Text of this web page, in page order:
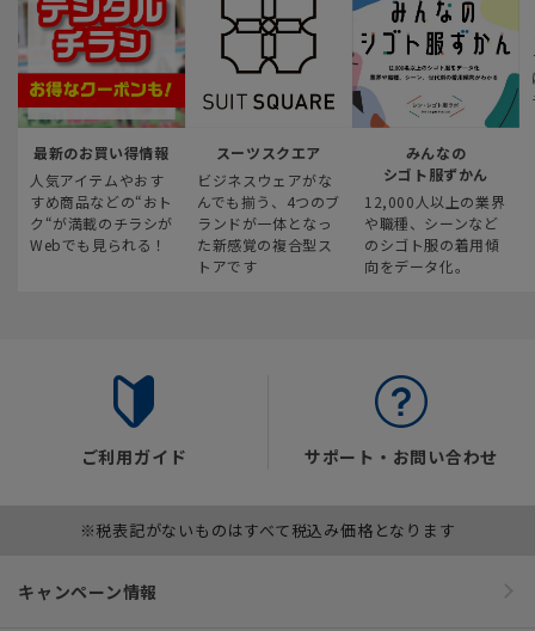
最新のお買い得情報
人気アイテムやおす
すめ商品などの“おト
ク“が満載のチラシが
Webでも見られる！
スーツスクエア
ビジネスウェアがな
んでも揃う、4つのブ
ランドが一体となっ
た新感覚の複合型ス
トアです
みんなの
シゴト服ずかん
12,000人以上の業界
や職種、シーンなど
のシゴト服の着用傾
向をデータ化。
ご利用ガイド サポート・お問い合わせ
※税表記がないものはすべて税込み価格となります
キャンペーン情報